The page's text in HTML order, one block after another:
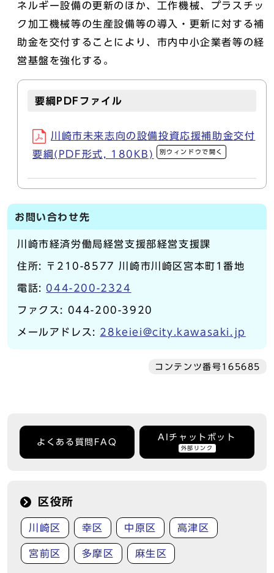
ネルギー設備の更新のほか、工作機械、プラスチッ
ク加工機械等の生産設備等の導入・更新に対する補
助金を交付することにより、市内中小企業者等の経
営基盤を強化する。
要綱PDFファイル
川崎市未来志向の設備投資応援補助金交付
要綱(PDF形式, 180KB)
別ウィンドウで開く
お問い合わせ先
川崎市経済労働局経営支援部経営支援課
住所: 〒210-8577 川崎市川崎区宮本町1番地
電話: 044-200-2324
ファクス: 044-200-3920
メールアドレス: 28keiei@city.kawasaki.jp
コンテンツ番号165685
よくある質問FAQ
AIチャットボット
外部リンク
区役所
川崎区 幸区 中原区 高津区
宮前区 多摩区 麻生区